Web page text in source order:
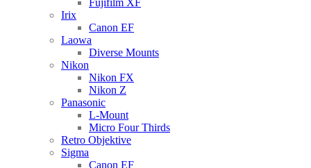
Fujifilm XF
Irix
Canon EF
Laowa
Diverse Mounts
Nikon
Nikon FX
Nikon Z
Panasonic
L-Mount
Micro Four Thirds
Retro Objektive
Sigma
Canon EF